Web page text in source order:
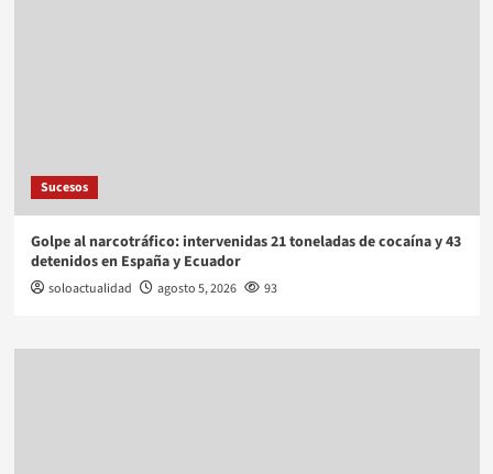
Sucesos
Golpe al narcotráfico: intervenidas 21 toneladas de cocaína y 43
detenidos en España y Ecuador
soloactualidad agosto 5, 2026 93